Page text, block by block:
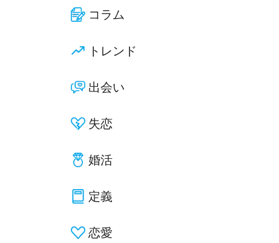
コラム
トレンド
出会い
失恋
婚活
定義
恋愛